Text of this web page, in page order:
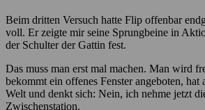
Beim dritten Versuch hatte Flip offenbar
voll. Er zeigte mir seine Sprungbeine in
der Schulter der Gattin fest.
Das muss man erst mal machen. Man wird
bekommt ein offenes Fenster angeboten,
Welt und denkt sich: Nein, ich nehme jetzt
Zwischenstation.